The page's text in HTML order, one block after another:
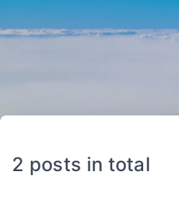
2 posts in total